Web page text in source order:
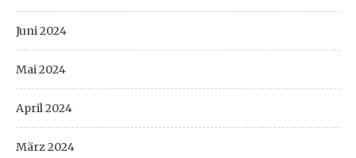
Juni 2024
Mai 2024
April 2024
März 2024